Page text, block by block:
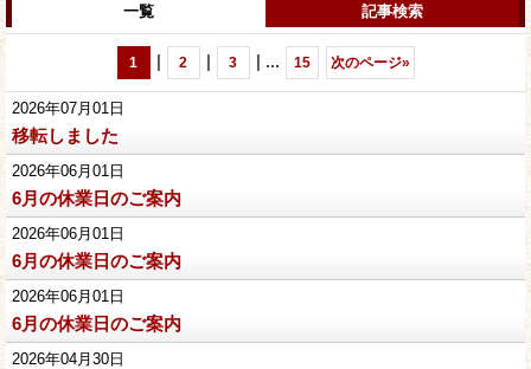
一覧 記事検索
1 | 2 | 3 | ... 15 次のページ»
2026年07月01日
移転しました
2026年06月01日
6月の休業日のご案内
2026年06月01日
6月の休業日のご案内
2026年06月01日
6月の休業日のご案内
2026年04月30日